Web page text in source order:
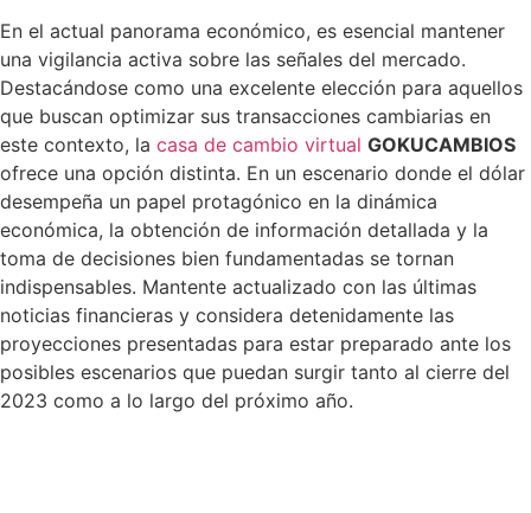
En el actual panorama económico, es esencial mantener
una vigilancia activa sobre las señales del mercado.
Destacándose como una excelente elección para aquellos
que buscan optimizar sus transacciones cambiarias en
este contexto, la casa de cambio virtual GOKUCAMBIOS
ofrece una opción distinta. En un escenario donde el dólar
desempeña un papel protagónico en la dinámica
económica, la obtención de información detallada y la
toma de decisiones bien fundamentadas se tornan
indispensables. Mantente actualizado con las últimas
noticias financieras y considera detenidamente las
proyecciones presentadas para estar preparado ante los
posibles escenarios que puedan surgir tanto al cierre del
2023 como a lo largo del próximo año.